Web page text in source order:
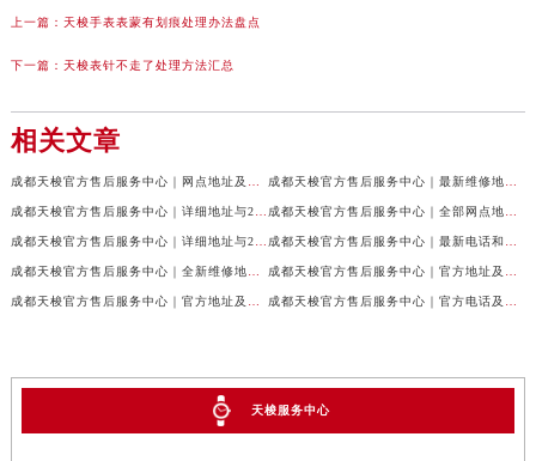
上一篇： 天梭手表表蒙有划痕处理办法盘点
下一篇： 天梭表针不走了处理方法汇总
相关文章
天梭服务中心